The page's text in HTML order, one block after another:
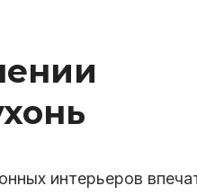
интерьеров